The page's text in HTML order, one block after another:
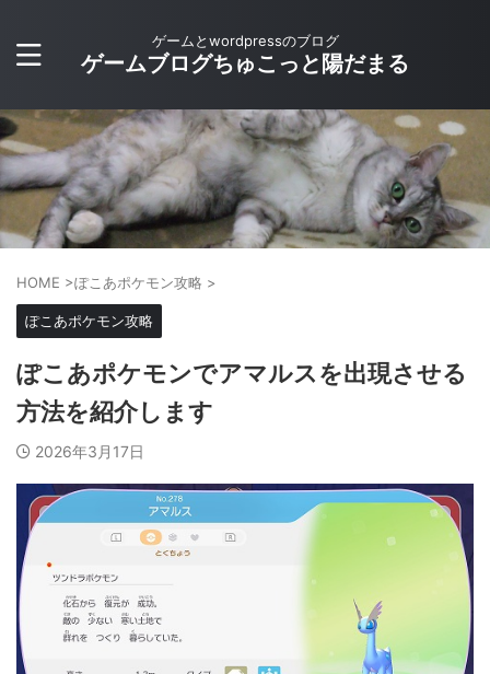
ゲームとwordpressのブログ
ゲームブログちゅこっと陽だまる
HOME >ぽこあポケモン攻略 >
ぽこあポケモン攻略
ぽこあポケモンでアマルスを出現させる
方法を紹介します
2026年3月17日